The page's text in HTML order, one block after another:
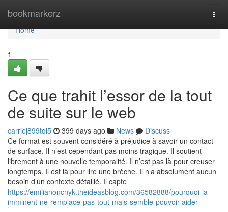
bookmarkerz
Home
Home
1
Ce que trahit l’essor de la tout
de suite sur le web
carriej899tql5 399 days ago News
Discuss
Ce format est souvent considéré à préjudice à savoir un contact
de surface. Il n’est cependant pas moins tragique. Il soutient
librement à une nouvelle temporalité. Il n’est pas là pour creuser
longtemps. Il est là pour lire une brèche. Il n’a absolument aucun
besoin d’un contexte détaillé. Il capte
https://emilianoncnyk.theideasblog.com/36582888/pourquoi-la-
imminent-ne-remplace-pas-tout-mais-semble-pouvoir-aider